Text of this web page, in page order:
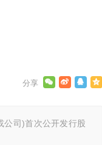
公司)首次公开发行股